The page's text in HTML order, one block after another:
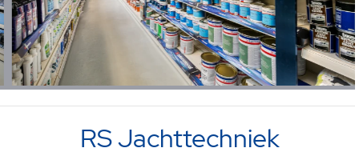
RS Jachttechniek